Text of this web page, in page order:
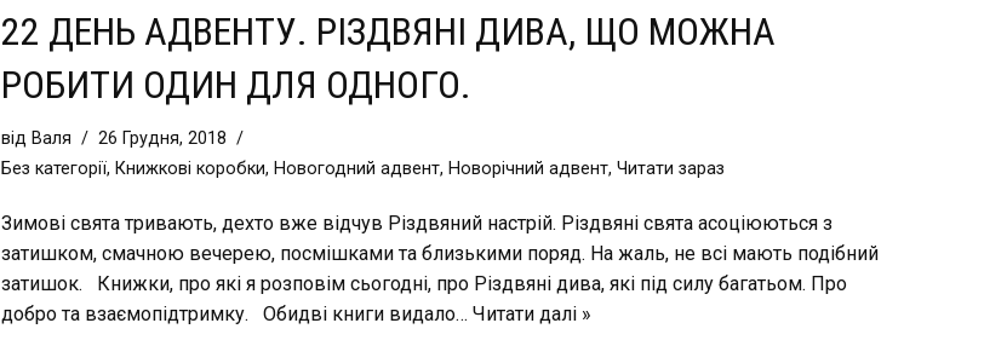
22 ДЕНЬ АДВЕНТУ. РІЗДВЯНІ ДИВА, ЩО МОЖНА
РОБИТИ ОДИН ДЛЯ ОДНОГО.
від Валя
26 Грудня, 2018
Без категорії, Книжкові коробки, Новогодний адвент, Новорічний адвент, Читати зараз
Зимові свята тривають, дехто вже відчув Різдвяний настрій. Різдвяні свята асоціюються з
затишком, смачною вечерею, посмішками та близькими поряд. На жаль, не всі мають подібний
затишок. Книжки, про які я розповім сьогодні, про Різдвяні дива, які під силу багатьом. Про
добро та взаємопідтримку. Обидві книги видало… Читати далі »